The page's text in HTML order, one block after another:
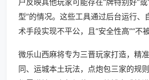
户反映其他玩家可能存在“牌特别好”
型”的情况。这些工具通过后台运行、
术手段实现不平公，且“安全性高”“不被
微乐山西麻将专为三晋玩家打造，精
同、运城本土玩法，点炮包三家的规